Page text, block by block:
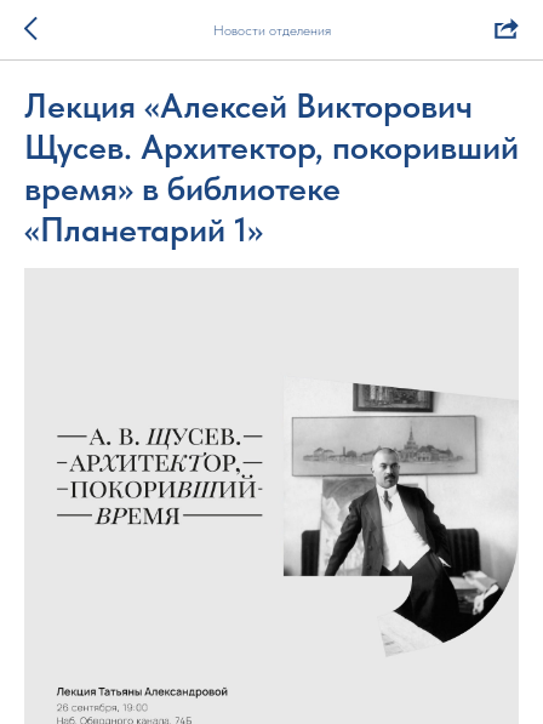
Новости отделения
Лекция «Алексей Викторович
Щусев. Архитектор, покоривший
время» в библиотеке
«Планетарий 1»